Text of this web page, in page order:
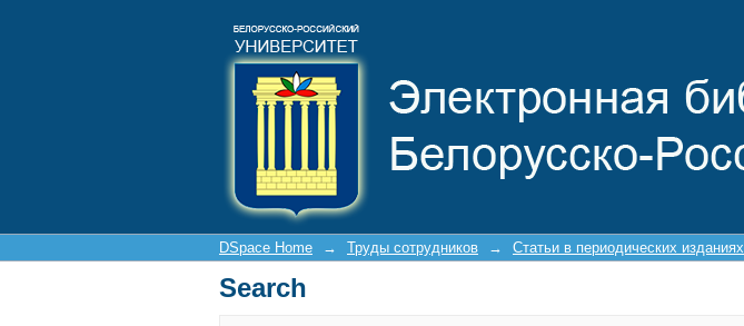
DSpace Home → Труды сотрудников → Статьи в периодических изданиях
Search